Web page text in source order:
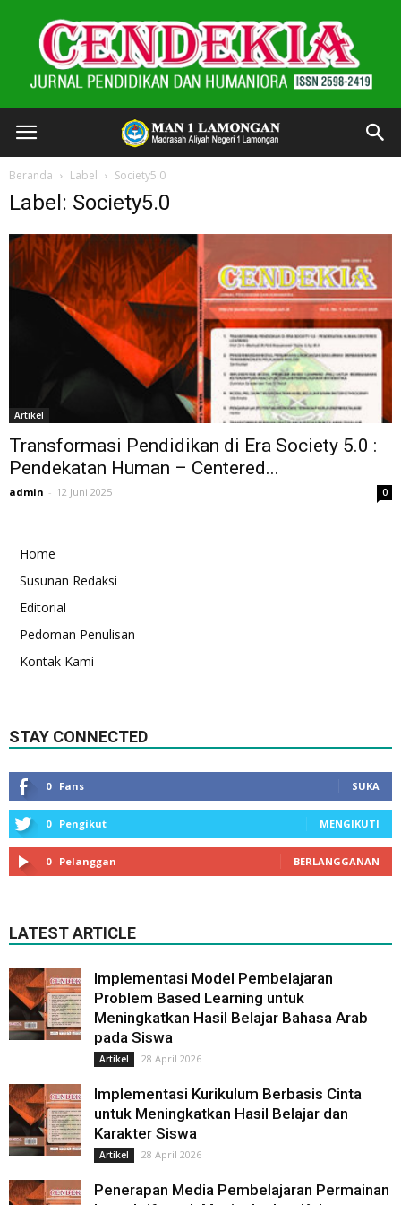
Beranda Label Society5.0
Label: Society5.0
Artikel
Transformasi Pendidikan di Era Society 5.0 :
Pendekatan Human – Centered...
admin - 12 Juni 2025 0
Home
Susunan Redaksi
Editorial
Pedoman Penulisan
Kontak Kami
STAY CONNECTED
0 Fans SUKA
0 Pengikut MENGIKUTI
0 Pelanggan BERLANGGANAN
LATEST ARTICLE
Implementasi Model Pembelajaran
Problem Based Learning untuk
Meningkatkan Hasil Belajar Bahasa Arab
pada Siswa
Artikel 28 April 2026
Implementasi Kurikulum Berbasis Cinta
untuk Meningkatkan Hasil Belajar dan
Karakter Siswa
Artikel 28 April 2026
Penerapan Media Pembelajaran Permainan